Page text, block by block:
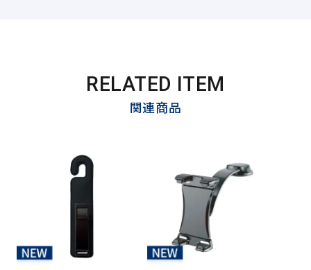
RELATED ITEM
関連商品